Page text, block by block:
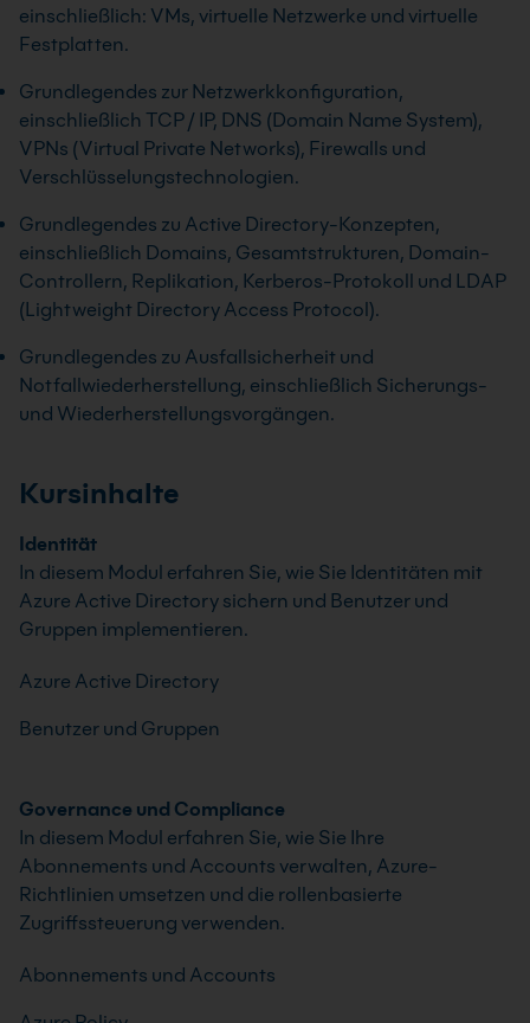
einschließlich: VMs, virtuelle Netzwerke und virtuelle
Festplatten.
Grundlegendes zur Netzwerkkonfiguration,
einschließlich TCP / IP, DNS (Domain Name System),
VPNs (Virtual Private Networks), Firewalls und
Verschlüsselungstechnologien.
Grundlegendes zu Active Directory-Konzepten,
einschließlich Domains, Gesamtstrukturen, Domain-
Controllern, Replikation, Kerberos-Protokoll und LDAP
(Lightweight Directory Access Protocol).
Grundlegendes zu Ausfallsicherheit und
Notfallwiederherstellung, einschließlich Sicherungs-
und Wiederherstellungsvorgängen.
Kursinhalte
Identität
In diesem Modul erfahren Sie, wie Sie Identitäten mit
Azure Active Directory sichern und Benutzer und
Gruppen implementieren.
Azure Active Directory
Benutzer und Gruppen
Governance und Compliance
In diesem Modul erfahren Sie, wie Sie Ihre
Abonnements und Accounts verwalten, Azure-
Richtlinien umsetzen und die rollenbasierte
Zugriffssteuerung verwenden.
Abonnements und Accounts